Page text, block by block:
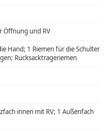
Öffnung und RV
Hand; 1 Riemen für die Schulter
Rucksacktrageriemen
innen mit RV; 1 Außenfach